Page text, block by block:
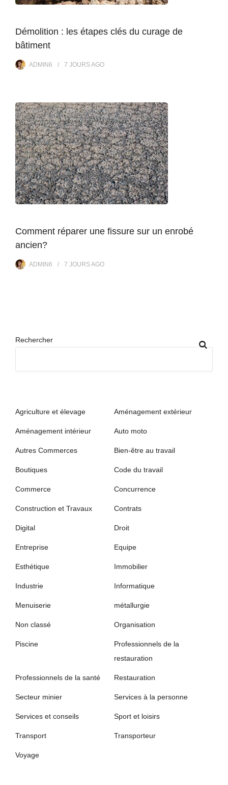
Démolition : les étapes clés du curage de
bâtiment
ADMIN6 7 JOURSAGO
Comment réparer une fissure sur un enrobé
ancien?
ADMIN6 7 JOURSAGO
Rechercher
Agriculture et élevage Aménagement extérieur
Aménagement intérieur Auto moto
Autres Commerces Bien-être au travail
Boutiques Code du travail
Commerce Concurrence
Construction et Travaux Contrats
Digital Droit
Entreprise Equipe
Esthétique Immobilier
Industrie Informatique
Menuiserie métallurgie
Non classé Organisation
Piscine
Professionnels de la
restauration
Professionnels de la santé Restauration
Secteur minier Services à la personne
Services et conseils Sport et loisirs
Transport Transporteur
Voyage